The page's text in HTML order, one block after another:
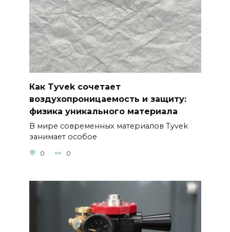
Как Tyvek сочетает
воздухопроницаемость и защиту:
физика уникального материала
В мире современных материалов Tyvek
занимает особое
0 0